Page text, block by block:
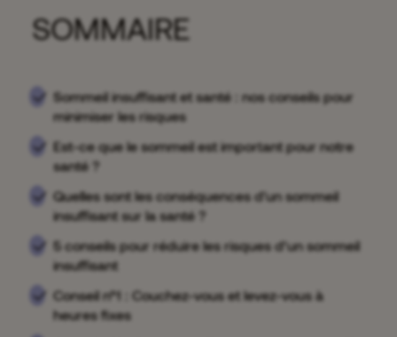
SOMMAIRE
Sommeil insuffisant et santé : nos conseils pour
minimiser les risques
Est-ce que le sommeil est important pour notre
santé ?
Quelles sont les conséquences d'un sommeil
insuffisant sur la santé ?
5 conseils pour réduire les risques d’un sommeil
insuffisant
Conseil n°1 : Couchez-vous et levez-vous à
heures fixes